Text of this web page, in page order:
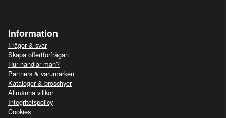
Information
Frågor & svar
Skapa offertförfrågan
Hur handlar man?
Partners & varumärken
Kataloger & broschyer
Allmänna villkor
Integritetspolicy
Cookies